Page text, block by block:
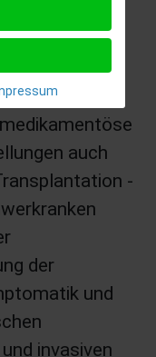
auch
-
der
und
invasiven